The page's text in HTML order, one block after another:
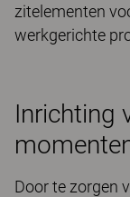
zitelementen
werkgerichte
Inrichting
Door te zorgen